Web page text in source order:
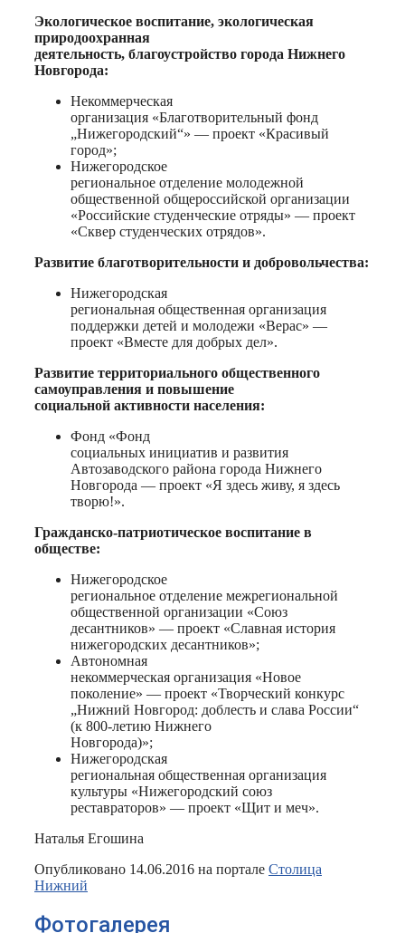
Экологическое воспитание, экологическая
природоохранная
деятельность, благоустройство города Нижнего
Новгорода:
Некоммерческая
организация «Благотворительный фонд
„Нижегородский“» — проект «Красивый
город»;
Нижегородское
региональное отделение молодежной
общественной общероссийской организации
«Российские студенческие отряды» — проект
«Сквер студенческих отрядов».
Развитие благотворительности и добровольчества:
Нижегородская
региональная общественная организация
поддержки детей и молодежи «Верас» —
проект «Вместе для добрых дел».
Развитие территориального общественного
самоуправления и повышение
социальной активности населения:
Фонд «Фонд
социальных инициатив и развития
Автозаводского района города Нижнего
Новгорода — проект «Я здесь живу, я здесь
творю!».
Гражданско-патриотическое воспитание в
обществе:
Нижегородское
региональное отделение межрегиональной
общественной организации «Союз
десантников» — проект «Славная история
нижегородских десантников»;
Автономная
некоммерческая организация «Новое
поколение» — проект «Творческий конкурс
„Нижний Новгород: доблесть и слава России“
(к 800-летию Нижнего
Новгорода)»;
Нижегородская
региональная общественная организация
культуры «Нижегородский союз
реставраторов» — проект «Щит и меч».
Наталья Егошина
Опубликовано 14.06.2016 на портале Столица
Нижний
Фотогалерея